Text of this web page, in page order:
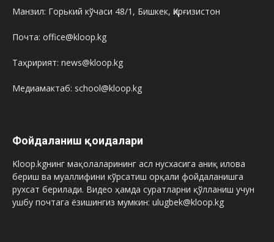
Манзил: Горький кўчаси 48/1, Бишкек, Қирғизистон
Почта: office@kloop.kg
Таҳририят: news@kloop.kg
Медиамактаб: school@kloop.kg
Фойдаланиш қоидалари
Kloop.kgнинг мақолаларининг асл нусхасига аниқ илова
бериш ва муаллифини кўрсатиш орқали фойдаланишга
рухсат берилади. Видео ҳамда суратларни қўлланиш учун
ушбу почтага ёзишингиз мумкин: ulugbek@kloop.kg